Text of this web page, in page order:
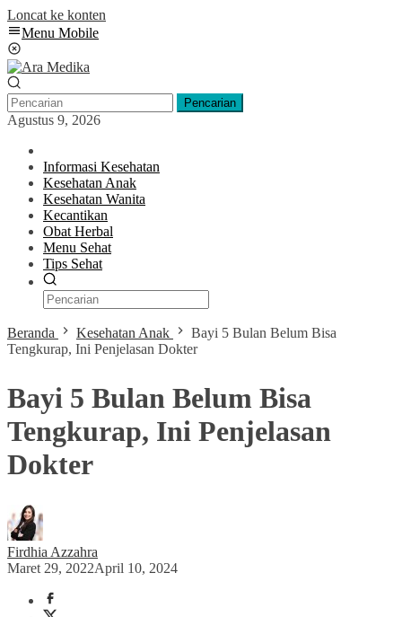
Loncat ke konten
Menu Mobile
Pencarian
Agustus 9, 2026
Informasi Kesehatan
Kesehatan Anak
Kesehatan Wanita
Kecantikan
Obat Herbal
Menu Sehat
Tips Sehat
Beranda Kesehatan Anak
Bayi 5 Bulan Belum Bisa
Tengkurap, Ini Penjelasan Dokter
Bayi 5 Bulan Belum Bisa
Tengkurap, Ini Penjelasan
Dokter
Firdhia Azzahra
Maret 29, 2022April 10, 2024